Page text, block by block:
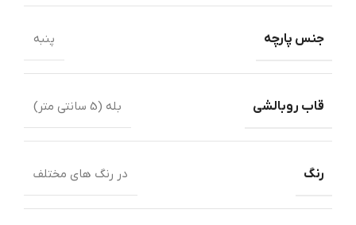
جنس پارچه پنبه
قاب روبالشی بله (5 سانتی متر)
رنگ در رنگ های مختلف